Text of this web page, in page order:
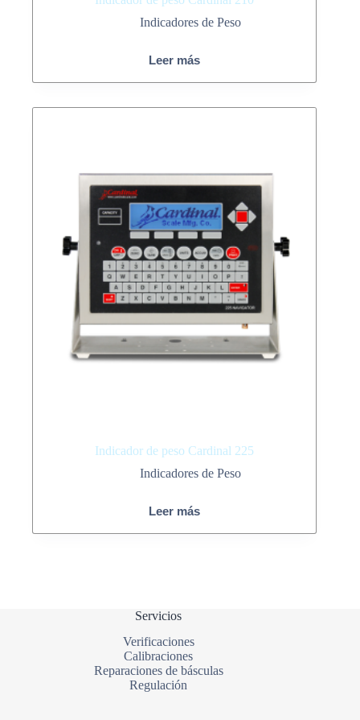
Indicadores de Peso
Leer más
Indicador de peso Cardinal 225
Indicadores de Peso
Leer más
Servicios
Verificaciones
Calibraciones
Reparaciones de básculas
Regulación